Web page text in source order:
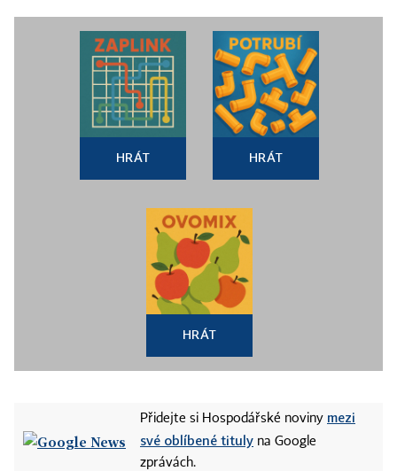
HRÁT HRÁT
HRÁT
Přidejte si Hospodářské noviny mezi
své oblíbené tituly na Google
zprávách.